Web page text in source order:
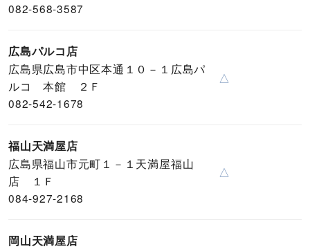
082-568-3587
広島パルコ店
広島県広島市中区本通１０－１広島パ
ルコ 本館 ２Ｆ
082-542-1678
△
福山天満屋店
広島県福山市元町１－１天満屋福山
店 １Ｆ
084-927-2168
△
岡山天満屋店